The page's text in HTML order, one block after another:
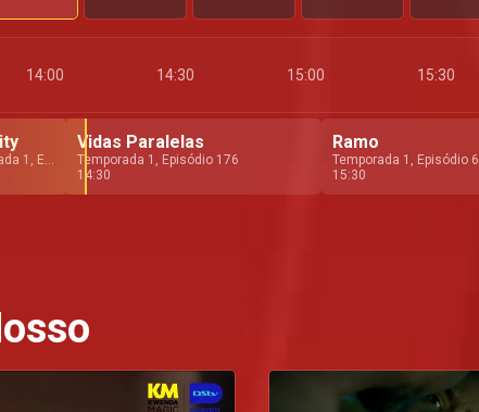
14:00 14:30 15:00 15:30
Vidas Paralelas
Temporada 1, Episódio 176
14:30
Ramo
Temporada 1, Episódio 6
15:30